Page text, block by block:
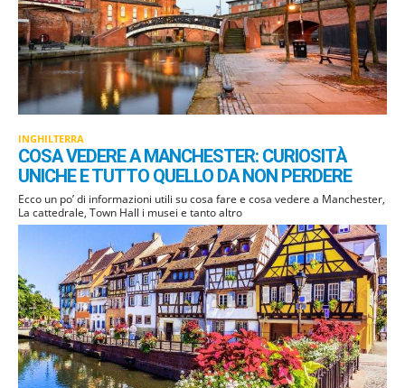
INGHILTERRA
COSA VEDERE A MANCHESTER: CURIOSITÀ
UNICHE E TUTTO QUELLO DA NON PERDERE
Ecco un po’ di informazioni utili su cosa fare e cosa vedere a Manchester,
La cattedrale, Town Hall i musei e tanto altro